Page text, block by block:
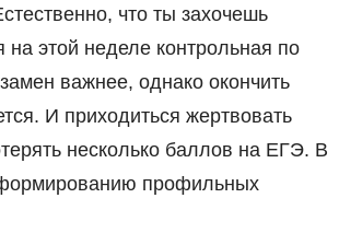
что ты захочешь
на этой неделе контрольная по
важнее, однако окончить
И приходиться жертвовать
несколько баллов на ЕГЭ. В
формированию профильных